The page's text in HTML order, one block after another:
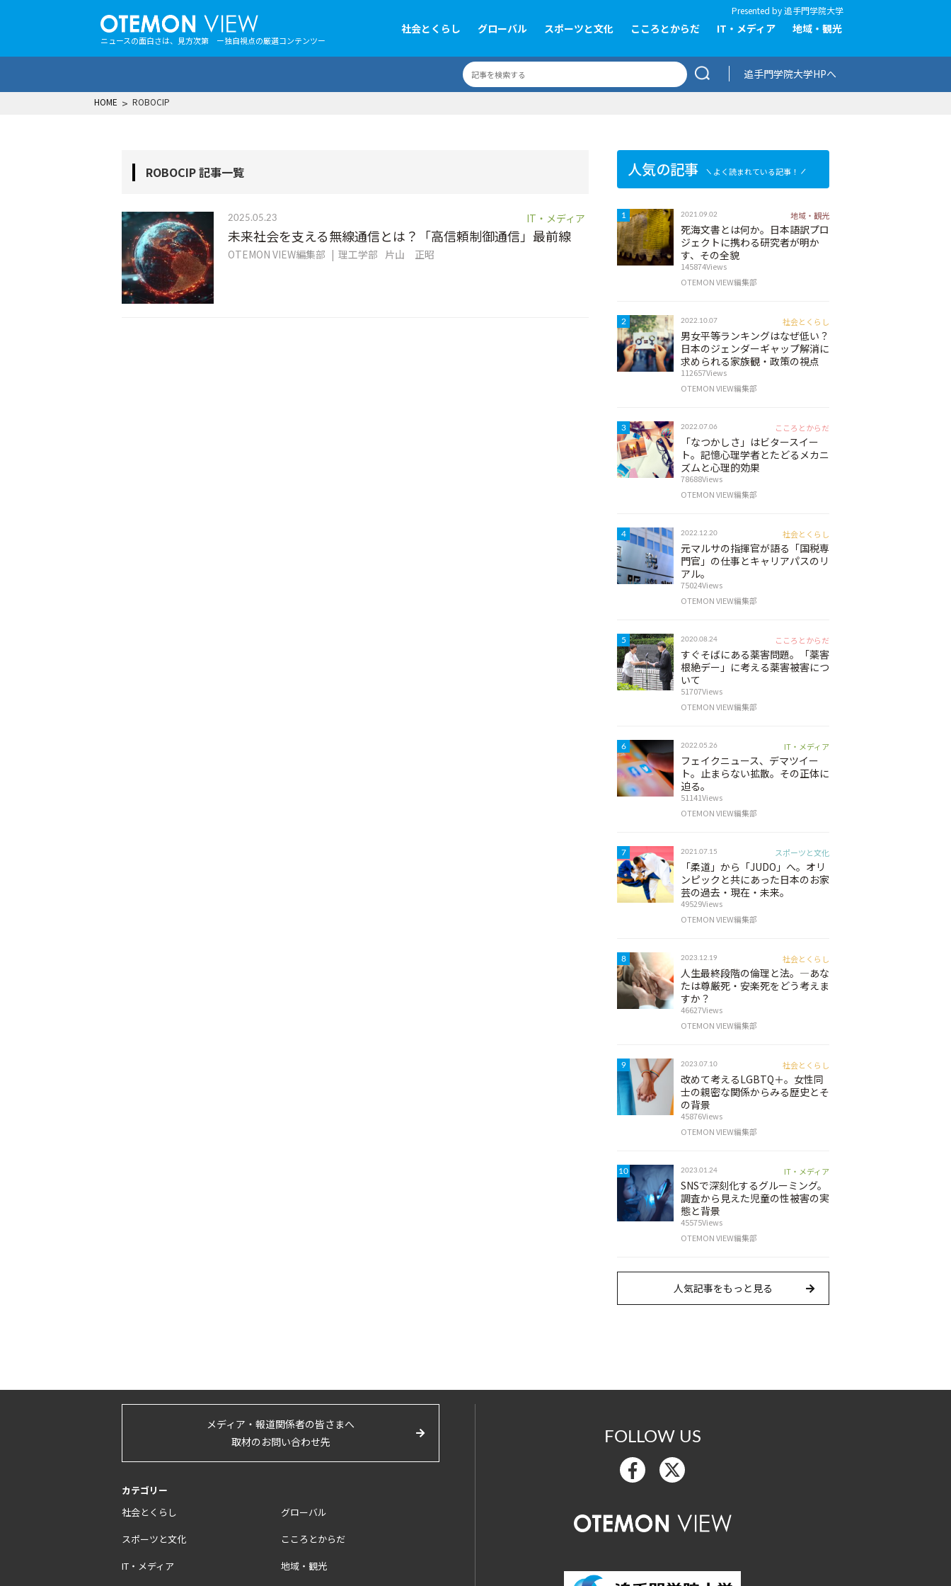
ニュースの面白さは、見方次第 ー独自視点の厳選コンテンツー
Presented by追手門学院大学
社会とくらし グローバル スポーツと文化 こころとからだ IT・メディア 地域・観光
追手門学院大学HPへ
HOME > ROBOCIP
ROBOCIP 記事一覧
2025.05.23 IT・メディア
未来社会を支える無線通信とは？「高信頼制御通信」最前線
OTEMON VIEW編集部 理工学部 片山 正昭
人気の記事 よく読まれている記事！
1 2021.09.02 地域・観光
死海文書とは何か。日本語訳プロ
ジェクトに携わる研究者が明か
す、その全貌
145874Views
OTEMON VIEW編集部
2 2022.10.07 社会とくらし
男女平等ランキングはなぜ低い？
日本のジェンダーギャップ解消に
求められる家族観・政策の視点
112657Views
OTEMON VIEW編集部
3 2022.07.06 こころとからだ
「なつかしさ」はビタースイー
ト。記憶心理学者とたどるメカニ
ズムと心理的効果
78688Views
OTEMON VIEW編集部
4 2022.12.20 社会とくらし
元マルサの指揮官が語る「国税専
門官」の仕事とキャリアパスのリ
アル。
75024Views
OTEMON VIEW編集部
5 2020.08.24 こころとからだ
すぐそばにある薬害問題。「薬害
根絶デー」に考える薬害被害につ
いて
51707Views
OTEMON VIEW編集部
6 2022.05.26 IT・メディア
フェイクニュース、デマツイー
ト。止まらない拡散。その正体に
迫る。
51141Views
OTEMON VIEW編集部
7 2021.07.15 スポーツと文化
「柔道」から「JUDO」へ。オリ
ンピックと共にあった日本のお家
芸の過去・現在・未来。
49529Views
OTEMON VIEW編集部
8 2023.12.19 社会とくらし
人生最終段階の倫理と法。―あな
たは尊厳死・安楽死をどう考えま
すか？
46627Views
OTEMON VIEW編集部
9 2023.07.10 社会とくらし
改めて考えるLGBTQ＋。女性同
士の親密な関係からみる歴史とそ
の背景
45876Views
OTEMON VIEW編集部
10 2023.01.24 IT・メディア
SNSで深刻化するグルーミング。
調査から見えた児童の性被害の実
態と背景
45575Views
OTEMON VIEW編集部
人気記事をもっと見る
メディア・報道関係者の皆さまへ
取材のお問い合わせ先
カテゴリー
社会とくらし
グローバル
スポーツと文化
こころとからだ
IT・メディア
地域・観光
FOLLOW US